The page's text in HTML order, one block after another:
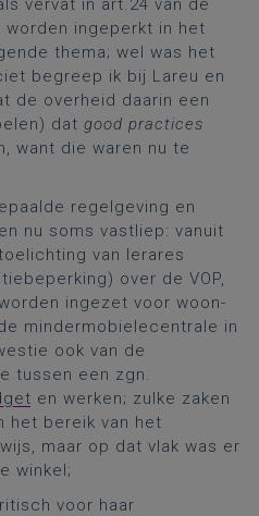
vervat in art.24 van de
ingeperkt in het
thema; wel was het
begreep ik bij Lareu en
de overheid daarin een
dat good practices
want die waren nu te
regelgeving en
nu soms vastliep: vanuit
van lerares
over de VOP,
ingezet voor woon-
mindermobielecentrale in
ook van de
tussen een zgn.
en werken; zulke zaken
het bereik van het
maar op dat vlak was er
winkel;
voor haar